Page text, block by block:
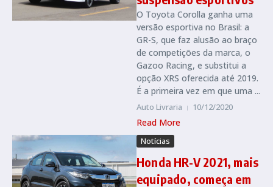
O Toyota Corolla ganha uma
versão esportiva no Brasil: a
GR-S, que faz alusão ao braço
de competições da marca, o
Gazoo Racing, e substitui a
opção XRS oferecida até 2019.
É a primeira vez em que uma ...
Auto Livraria 10/12/2020
Read More
Notícias
Honda HR-V 2021, mais
equipado, começa em